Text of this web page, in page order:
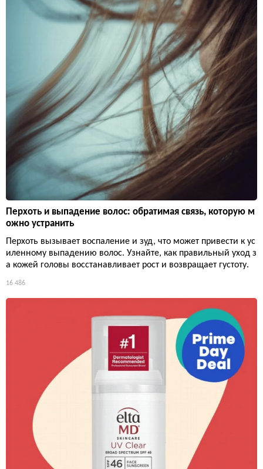
Перхоть и выпадение волос: обратимая связь, которую м
ожно устранить
Перхоть вызывает воспаление и зуд, что может привести к ус
иленному выпадению волос. Узнайте, как правильный уход з
а кожей головы восстанавливает рост и возвращает густоту.
16 486